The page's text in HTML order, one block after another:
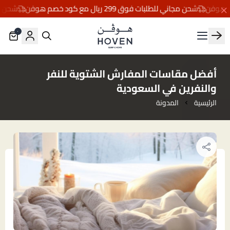
شحن مجاني للطلبات فوق 299 ريال مع كود خصم هوفن شحن مجاني
مفارش هوڤن
٠
أفضل مقاسات المفارش الشتوية للنفر
والنفرين في السعودية
الرئيسية المدونة